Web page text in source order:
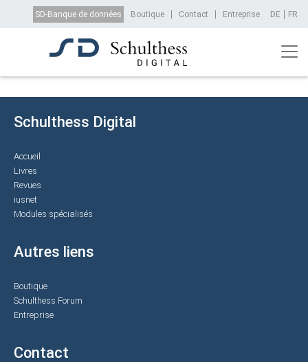
Aller au contenu principal
Top Menu
SD-Banque de données Boutique Contact Entreprise DE FR
Schulthess Digital
Accueil
Livres
Revues
iusnet
Modules spécialisés
Autres liens
Boutique
Schulthess Forum
Entreprise
Contact